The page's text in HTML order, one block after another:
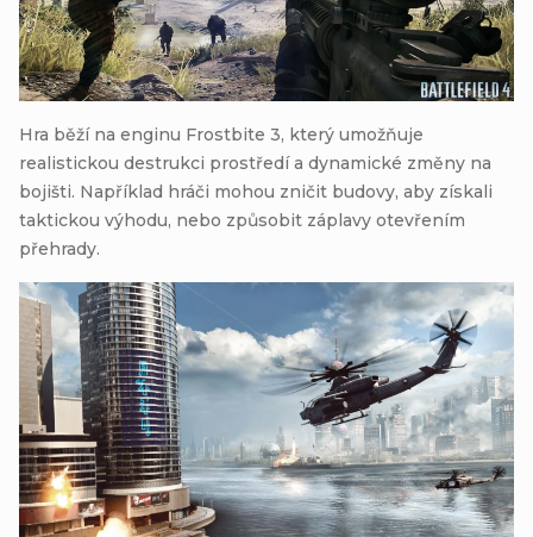
Hra běží na enginu Frostbite 3, který umožňuje
realistickou destrukci prostředí a dynamické změny na
bojišti. Například hráči mohou zničit budovy, aby získali
taktickou výhodu, nebo způsobit záplavy otevřením
přehrady.